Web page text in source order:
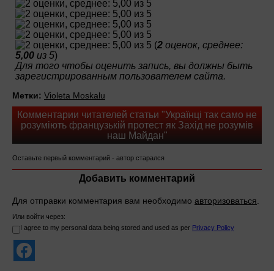
(2 оценок, среднее:
5,00 из 5)
Для того чтобы оценить запись, вы должны быть
зарегистрированным пользователем сайта.
Метки: Violeta Moskalu
Комментарии читателей статьи "Українці так само не
розуміють французькій протест як Захід не розумів
наш Майдан"
Оставьте первый комментарий - автор старался
Добавить комментарий
Для отправки комментария вам необходимо авторизоваться.
Или войти через:
I agree to my personal data being stored and used as per Privacy Policy